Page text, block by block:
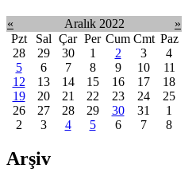
« Aralık 2022
»
Pzt
Sal Çar Per Cum Cmt Paz
28
29 30 1 2 3
4
5
6 7 8 9 10
11
12
13 14 15 16 17
18
19
20 21 22 23 24
25
26
27 28 29 30 31
1
2
3 4 5 6 7 8
Arşiv